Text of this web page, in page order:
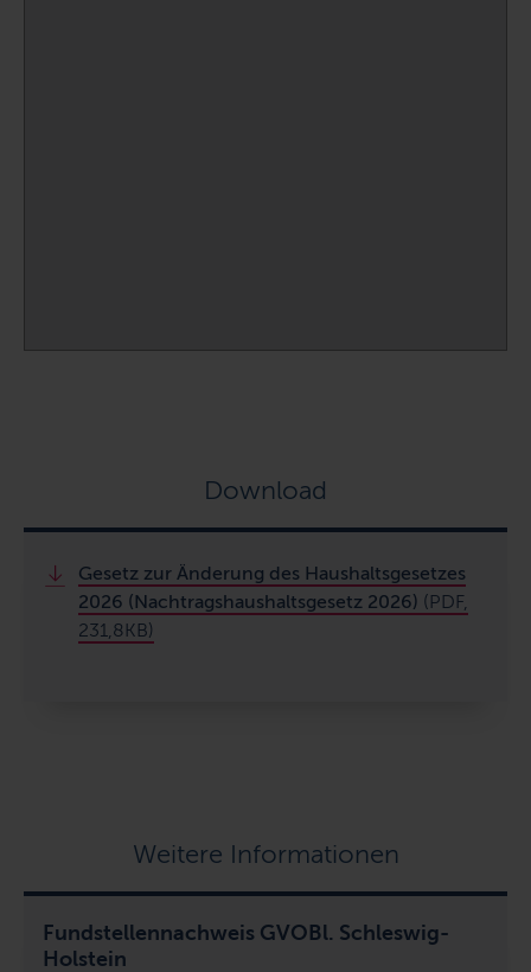
Download
Gesetz zur Änderung des Haushaltsgesetzes
2026 (Nachtragshaushaltsgesetz 2026) (PDF,
231,8KB)
Weitere Informationen
Fundstellennachweis GVOBl. Schleswig-
Holstein